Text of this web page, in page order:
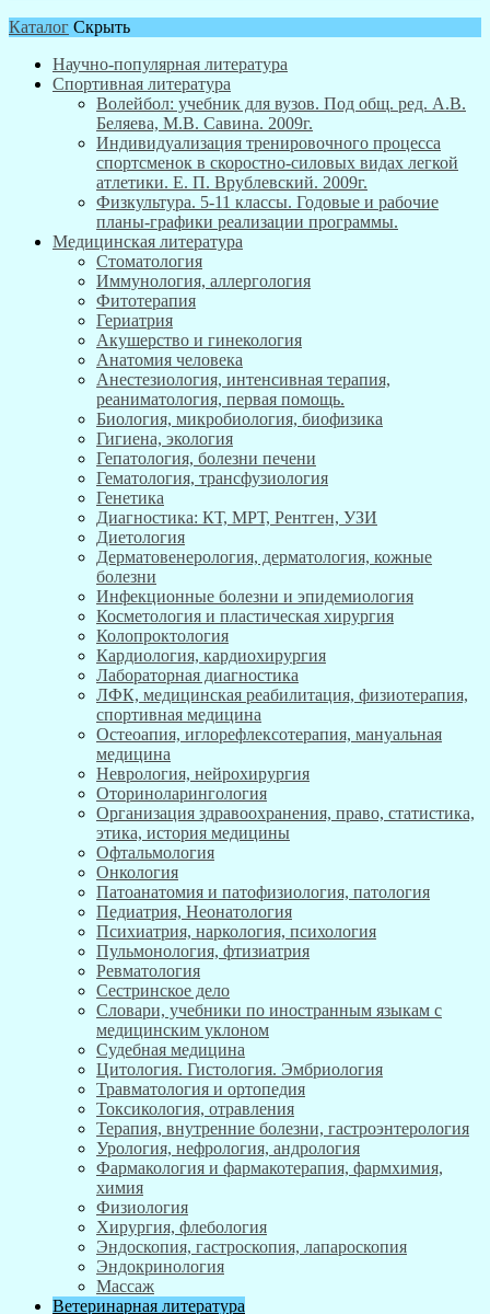
Каталог Скрыть
Научно-популярная литература
Спортивная литература
Волейбол: учебник для вузов. Под общ. ред. А.В.
Беляева, М.В. Савина. 2009г.
Индивидуализация тренировочного процесса
спортсменок в скоростно-силовых видах легкой
атлетики. Е. П. Врублевский. 2009г.
Физкультура. 5-11 классы. Годовые и рабочие
планы-графики реализации программы.
Медицинская литература
Стоматология
Иммунология, аллергология
Фитотерапия
Гериатрия
Акушерство и гинекология
Анатомия человека
Анестезиология, интенсивная терапия,
реаниматология, первая помощь.
Биология, микробиология, биофизика
Гигиена, экология
Гепатология, болезни печени
Гематология, трансфузиология
Генетика
Диагностика: КТ, МРТ, Рентген, УЗИ
Диетология
Дерматовенерология, дерматология, кожные
болезни
Инфекционные болезни и эпидемиология
Косметология и пластическая хирургия
Колопроктология
Кардиология, кардиохирургия
Лабораторная диагностика
ЛФК, медицинская реабилитация, физиотерапия,
спортивная медицина
Остеоапия, иглорефлексотерапия, мануальная
медицина
Неврология, нейрохирургия
Оториноларингология
Организация здравоохранения, право, статистика,
этика, история медицины
Офтальмология
Онкология
Патоанатомия и патофизиология, патология
Педиатрия, Неонатология
Психиатрия, наркология, психология
Пульмонология, фтизиатрия
Ревматология
Сестринское дело
Словари, учебники по иностранным языкам с
медицинским уклоном
Судебная медицина
Цитология. Гистология. Эмбриология
Травматология и ортопедия
Токсикология, отравления
Терапия, внутренние болезни, гастроэнтерология
Урология, нефрология, андрология
Фармакология и фармакотерапия, фармхимия,
химия
Физиология
Хирургия, флебология
Эндоскопия, гастроскопия, лапароскопия
Эндокринология
Массаж
Ветеринарная литература